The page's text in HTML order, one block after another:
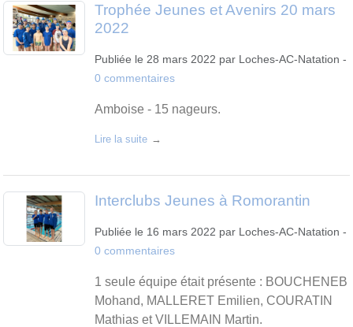
Trophée Jeunes et Avenirs 20 mars
2022
Publiée le 28 mars 2022 par Loches-AC-Natation -
0 commentaires
Amboise - 15 nageurs.
Lire la suite
Interclubs Jeunes à Romorantin
Publiée le 16 mars 2022 par Loches-AC-Natation -
0 commentaires
1 seule équipe était présente : BOUCHENEB
Mohand, MALLERET Emilien, COURATIN
Mathias et VILLEMAIN Martin.